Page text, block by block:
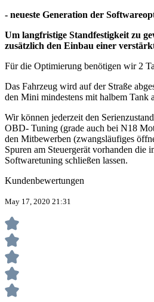
- neueste Generation der
Um langfristige Standfestigkeit zu
zusätzlich den Einbau einer
Für die Optimierung benötigen wir 2
Das Fahrzeug wird auf der Straße
den Mini mindestens mit halbem Tank
Wir können jederzeit den
OBD- Tuning (grade auch bei N18
den Mitbewerben (zwangsläufiges
Spuren am Steuergerät vorhanden die
Softwaretuning schließen lassen.
Kundenbewertungen
May 17, 2020 21:31